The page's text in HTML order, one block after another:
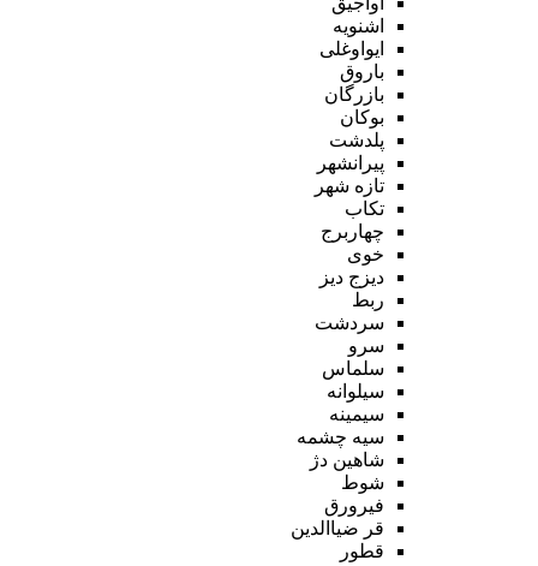
اشنویه
ایواوغلی
باروق
بازرگان
بوکان
پلدشت
پیرانشهر
تازه شهر
تکاب
چهاربرج
خوی
دیزج دیز
ربط
سردشت
سرو
سلماس
سیلوانه
سیمینه
سیه چشمه
شاهین دژ
شوط
فیرورق
قر ضیاالدین
قطور